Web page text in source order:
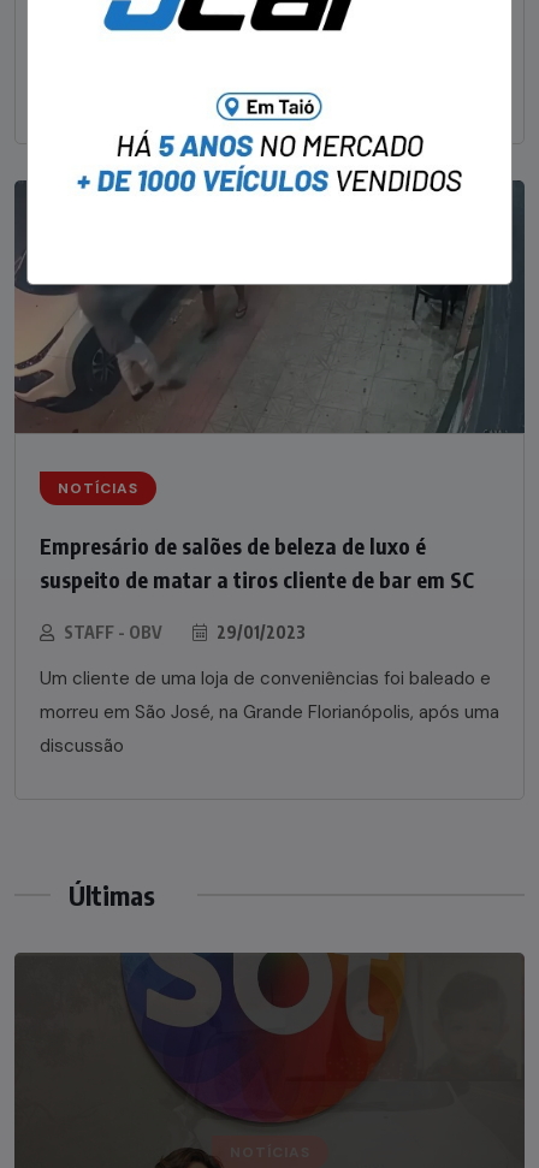
Um dos dois foragidos investigados pelo latrocínio de
NOTÍCIAS
Empresário de salões de beleza de luxo é
suspeito de matar a tiros cliente de bar em SC
STAFF - OBV 29/01/2023
Um cliente de uma loja de conveniências foi baleado e
morreu em São José, na Grande Florianópolis, após uma
discussão
Últimas